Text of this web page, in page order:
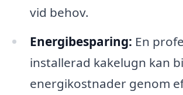
vid behov.
Energibesparing: En
installerad kakelugn kan
energikostnader genom